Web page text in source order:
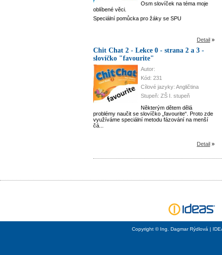
Osm slovíček na téma moje
oblíbené věci.
Speciální pomůcka pro žáky se SPU
Detail »
Chit Chat 2 - Lekce 0 - strana 2 a 3 -
slovíčko "favourite"
Autor:
Kód: 231
Cílové jazyky: Angličtina
Stupeň: ZŠ I. stupeň
Některým dětem dělá
problémy naučit se slovíčko „favourite“. Proto zde
využíváme speciální metodu fázování na menší
čá...
Detail »
Copyright © Ing. Dagmar Rýdlová |